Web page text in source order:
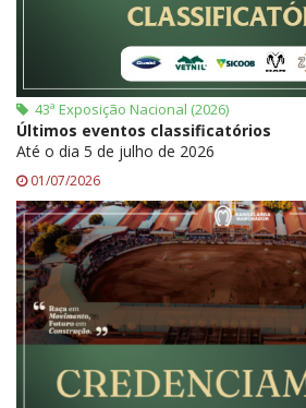
43ª Exposição Nacional (2026)
Últimos eventos classificatórios
Até o dia 5 de julho de 2026
01/07/2026